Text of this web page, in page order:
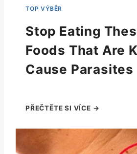
Stop Eating
Foods That Are
Cause Parasites